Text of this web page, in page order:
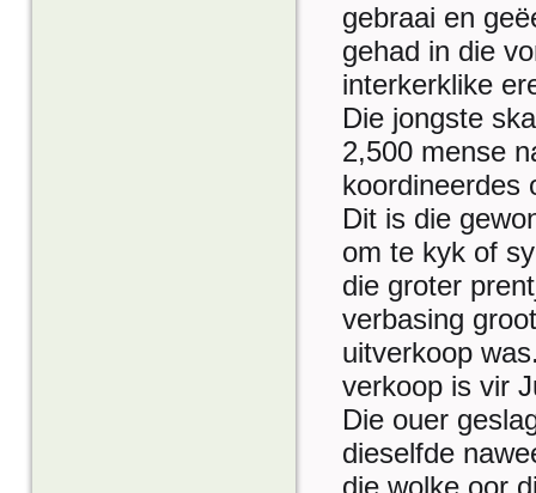
gebraai en
gehad in die
interkerklike
Die jongste
2,500 mense
koordineerdes
Dit is die
om te kyk of
die groter
verbasing
uitverkoop
verkoop is vir
Die ouer
dieselfde
die wolke oor